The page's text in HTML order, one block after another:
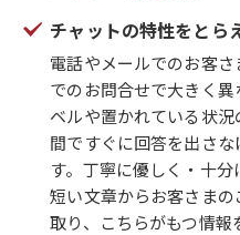
チャットの特性をとら
電話やメールでのお客
でのお問合せで大きく
ベルや置かれている状
間ですぐに回答を出さ
す。丁寧に優しく・十分
短い文章からお客さま
取り、こちらがもつ情